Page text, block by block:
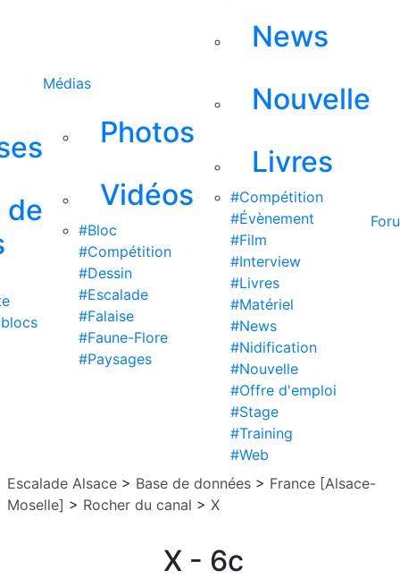
de
Médias
Photos
Vidéos
#Bloc
#Compétition
#Dessin
#Escalade
#Falaise
#Faune-Flore
#Paysages
News
Nouvelle
Livres
#Compétition
#Évènement
#Film
#Interview
#Livres
#Matériel
#News
#Nidification
#Nouvelle
#Offre d'emploi
#Stage
#Training
#Web
Escalade Alsace > Base de données > France [Alsace-
Moselle] > Rocher du canal > X
X - 6c